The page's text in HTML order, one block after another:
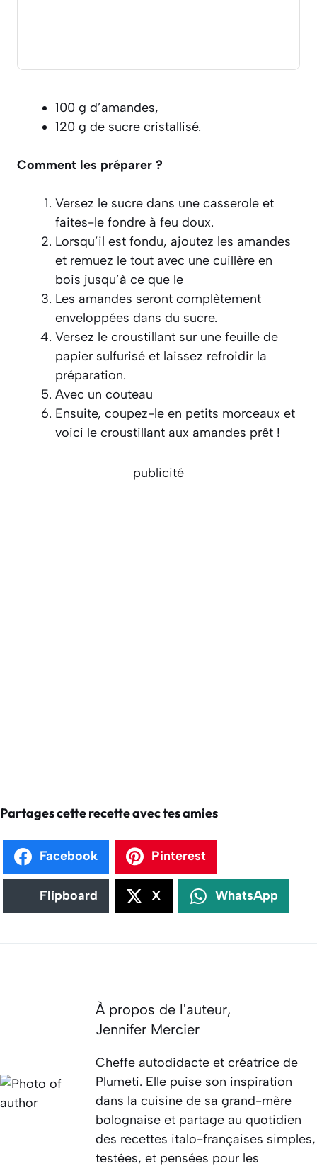
100 g d’amandes,
120 g de sucre cristallisé.
Comment les préparer ?
Versez le sucre dans une casserole et
faites-le fondre à feu doux.
Lorsqu’il est fondu, ajoutez les amandes
et remuez le tout avec une cuillère en
bois jusqu’à ce que le
Les amandes seront complètement
enveloppées dans du sucre.
Versez le croustillant sur une feuille de
papier sulfurisé et laissez refroidir la
préparation.
Avec un couteau
Ensuite, coupez-le en petits morceaux et
voici le croustillant aux amandes prêt !
publicité
Partages cette recette avec tes amies
Facebook Pinterest
Flipboard X WhatsApp
À propos de l'auteur,
Jennifer Mercier
Cheffe autodidacte et créatrice de
Plumeti. Elle puise son inspiration
dans la cuisine de sa grand-mère
bolognaise et partage au quotidien
des recettes italo-françaises simples,
testées, et pensées pour les